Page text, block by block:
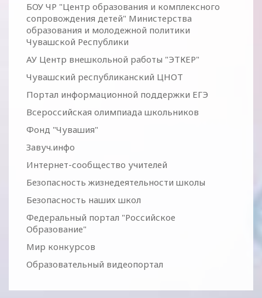
БОУ ЧР "Центр образования и комплексного
сопровождения детей" Министерства
образования и молодежной политики
Чувашской Республики
АУ Центр внешкольной работы "ЭТКЕР"
Чувашский республиканский ЦНОТ
Портал информационной поддержки ЕГЭ
Всероссийская олимпиада школьников
Фонд "Чувашия"
Завуч.инфо
Интернет-сообщество учителей
Безопасность жизнедеятельности школы
Безопасность наших школ
Федеральный портал "Российское
Образование"
Мир конкурсов
Образовательный видеопортал